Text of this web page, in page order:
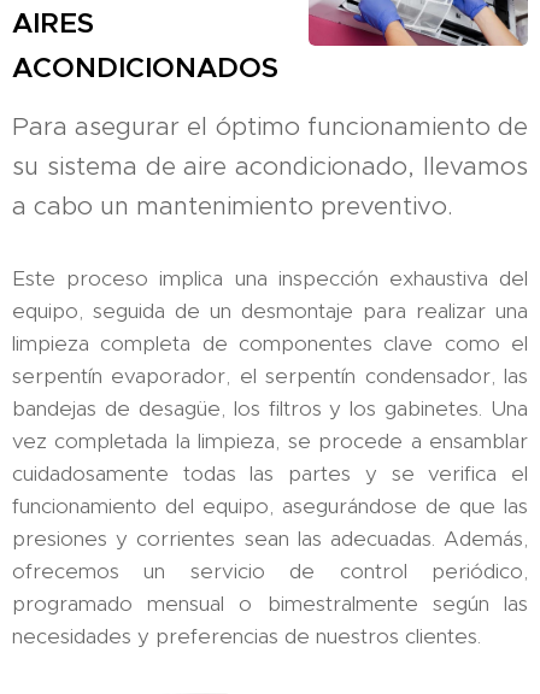
AIRES
ACONDICIONADOS
Para asegurar el óptimo funcionamiento de
su sistema de aire acondicionado, llevamos
a cabo un mantenimiento preventivo.
Este proceso implica una inspección exhaustiva del
equipo, seguida de un desmontaje para realizar una
limpieza completa de componentes clave como el
serpentín evaporador, el serpentín condensador, las
bandejas de desagüe, los filtros y los gabinetes. Una
vez completada la limpieza, se procede a ensamblar
cuidadosamente todas las partes y se verifica el
funcionamiento del equipo, asegurándose de que las
presiones y corrientes sean las adecuadas. Además,
ofrecemos un servicio de control periódico,
programado mensual o bimestralmente según las
necesidades y preferencias de nuestros clientes.